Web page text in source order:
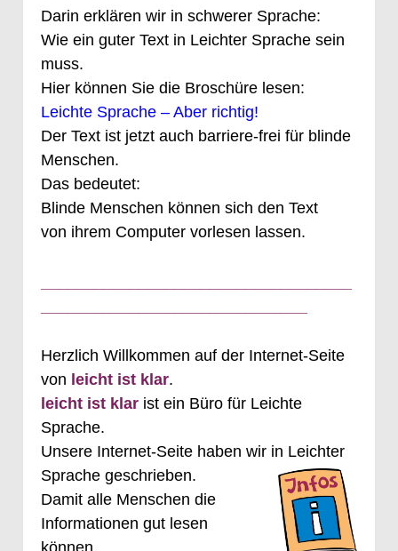
Darin erklären wir in schwerer Sprache:
Wie ein guter Text in Leichter Sprache sein
muss.
Hier können Sie die Broschüre lesen:
Leichte Sprache – Aber richtig!
Der Text ist jetzt auch barriere-frei für blinde
Menschen.
Das bedeutet:
Blinde Menschen können sich den Text
von ihrem Computer vorlesen lassen.
Herzlich Willkommen auf der Internet-Seite
von leicht ist klar.
leicht ist klar ist ein Büro für Leichte
Sprache.
Unsere Internet-Seite haben wir in Leichter
Sprache geschrieben.
Damit alle Menschen die
Informationen gut lesen
können.